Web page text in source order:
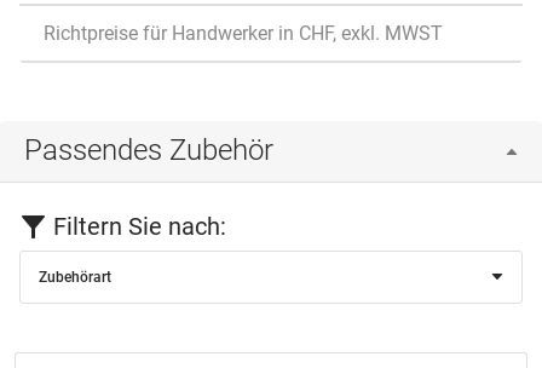
Richtpreise für Handwerker in CHF, exkl. MWST
Passendes Zubehör
Filtern Sie nach:
Zubehörart